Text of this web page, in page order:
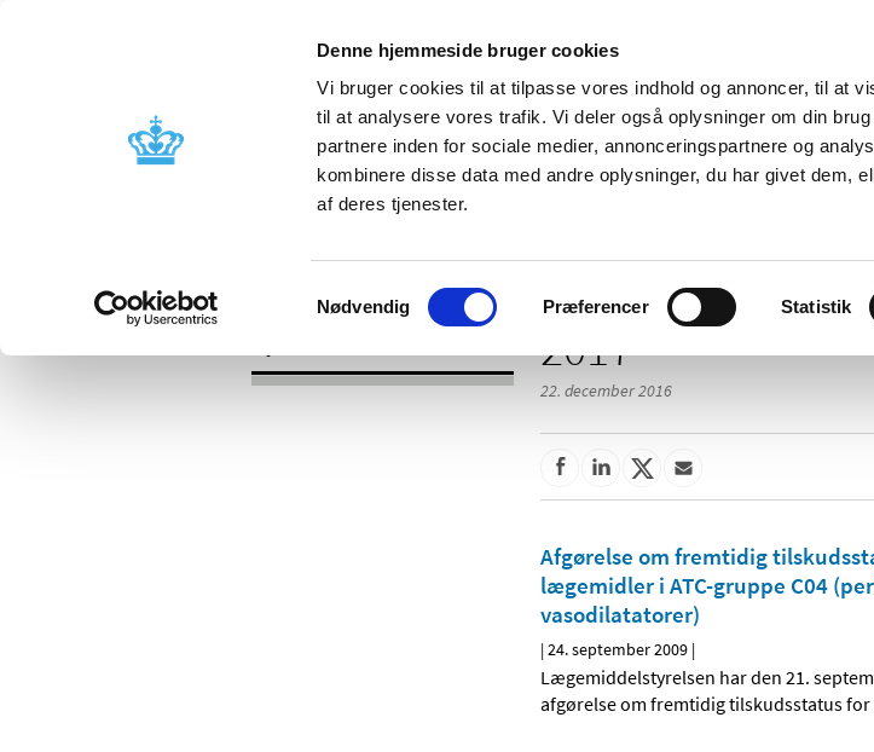
Denne hjemmeside bruger cookies
Vi bruger cookies til at tilpasse vores indhold og annoncer, til at
til at analysere vores trafik. Vi deler også oplysninger om din
partnere inden for sociale medier, annonceringspartnere og
kombinere disse data med andre oplysninger, du har givet dem,
af deres tjenester.
Samtykkevalg
Nødvendig Præferencer Statistik
Nyheder
Godkendelse og
Bivirkninger og
produktinformation
Tilskud og
2017
22. december 2016
Afgørelse om fremtidig
lægemidler i ATC-gruppe C04
vasodilatatorer)
|24. september 2009 |
Lægemiddelstyrelsen har den 21.
afgørelse om fremtidig tilskudsstatus